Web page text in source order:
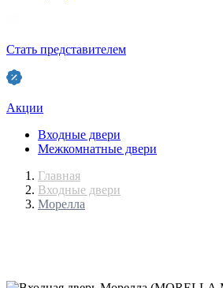
Стать представителем
Акции
Входные двери
Межкомнатные двери
Главная
Входные двери
Морелла